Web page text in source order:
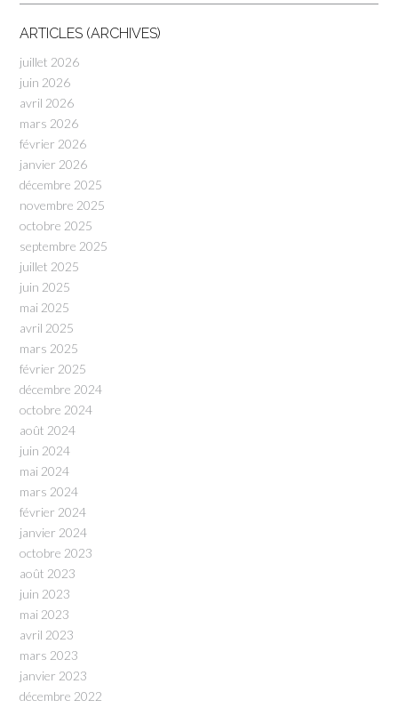
ARTICLES (ARCHIVES)
juillet 2026
juin 2026
avril 2026
mars 2026
février 2026
janvier 2026
décembre 2025
novembre 2025
octobre 2025
septembre 2025
juillet 2025
juin 2025
mai 2025
avril 2025
mars 2025
février 2025
décembre 2024
octobre 2024
août 2024
juin 2024
mai 2024
mars 2024
février 2024
janvier 2024
octobre 2023
août 2023
juin 2023
mai 2023
avril 2023
mars 2023
janvier 2023
décembre 2022